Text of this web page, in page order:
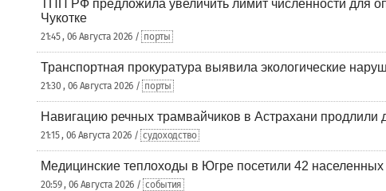
ТПП РФ предложила увеличить лимит численности для
Чукотке
21:45 , 06 Августа 2026 / порты
Транспортная прокуратура выявила экологические
21:30 , 06 Августа 2026 / порты
Навигацию речных трамвайчиков в Астрахани продлили
21:15 , 06 Августа 2026 / судоходство
Медицинские теплоходы в Югре посетили 42 населенных
20:59 , 06 Августа 2026 / события